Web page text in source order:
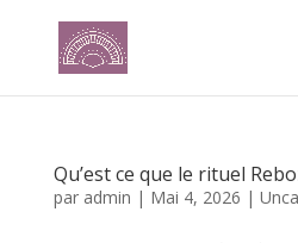
Qu’est ce que le rituel
par admin | Mai 4, 2026 |